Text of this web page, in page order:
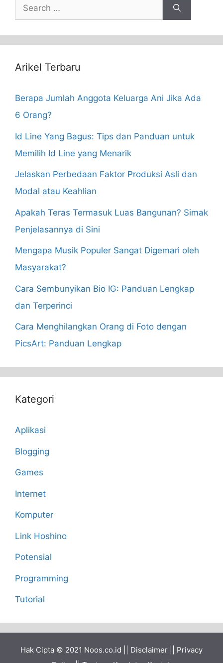
Search
for:
Arikel Terbaru
Berapa Jumlah Anggota Keluarga Ani Jika Ada
6 Orang?
Id Line Yang Bagus: Tips dan Panduan untuk
Memilih Id Line yang Menarik
Jelaskan Perbedaan Faktor Produksi Asli dan
Modal atau Keahlian
Apakah Teras Termasuk Luas Bangunan? Simak
Penjelasannya di Sini
Mengapa Musik Populer Sangat Digemari oleh
Masyarakat?
Cara Sembunyikan Bio IG: Panduan Lengkap
dan Terperinci
Cara Menghilangkan Orang di Foto dengan
PicsArt: Panduan Lengkap
Kategori
Aplikasi
Blogging
Games
Internet
Komputer
Link Hoshino
Potensial
Programming
Tutorial
Hak Cipta © 2021 Noos.co.id Disclaimer
Privacy